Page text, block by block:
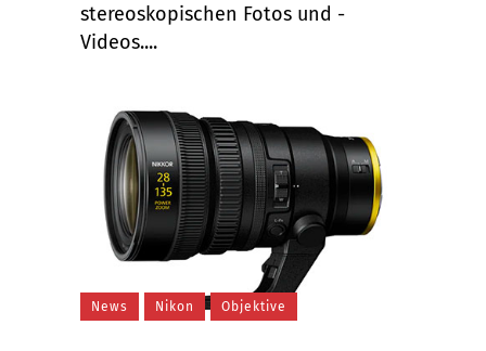
stereoskopischen Fotos und -
Videos....
News Nikon Objektive